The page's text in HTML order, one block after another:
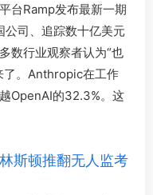
台Ramp发布最新一期
公司、追踪数十亿美元
数行业观察者认为“也
了。Anthropic在工作
OpenAI的32.3%。这
斯顿推翻无人监考